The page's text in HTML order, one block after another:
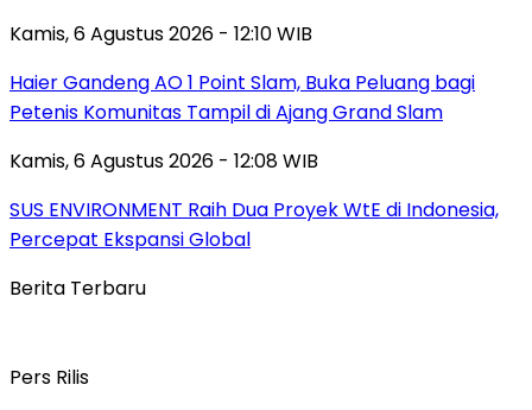
Kamis, 6 Agustus 2026 - 12:10 WIB
Haier Gandeng AO 1 Point Slam, Buka Peluang bagi
Petenis Komunitas Tampil di Ajang Grand Slam
Kamis, 6 Agustus 2026 - 12:08 WIB
SUS ENVIRONMENT Raih Dua Proyek WtE di Indonesia,
Percepat Ekspansi Global
Berita Terbaru
Pers Rilis